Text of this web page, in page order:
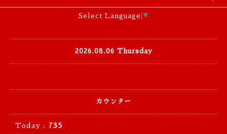
Select Language ▼
2026.08.06 Thursday
カウンター
Today : 735